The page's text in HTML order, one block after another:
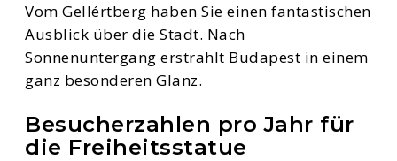
Vom Gellértberg haben Sie einen fantastischen
Ausblick über die Stadt. Nach
Sonnenuntergang erstrahlt Budapest in einem
ganz besonderen Glanz.
Besucherzahlen pro Jahr für
die Freiheitsstatue